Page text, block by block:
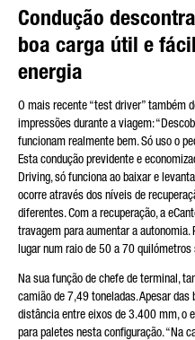
Condução
boa carga útil e
energia
O mais recente “test driver” também
impressões durante a viagem:
funcionam realmente bem. Só uso o
Esta condução previdente e
Driving, só funciona ao baixar e
ocorre através dos níveis de
diferentes. Com a recuperação, a
travagem para aumentar a
lugar num raio de 50 a 70
Na sua função de chefe de terminal,
camião de 7,49 toneladas. Apesar
distância entre eixos de 3.400 mm, o
para paletes nesta configuração. “Na